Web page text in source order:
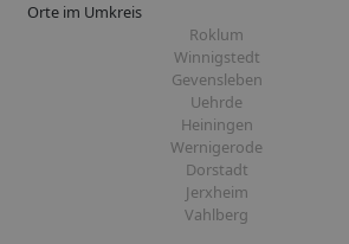
Orte im Umkreis
Roklum
Winnigstedt
Gevensleben
Uehrde
Heiningen
Wernigerode
Dorstadt
Jerxheim
Vahlberg